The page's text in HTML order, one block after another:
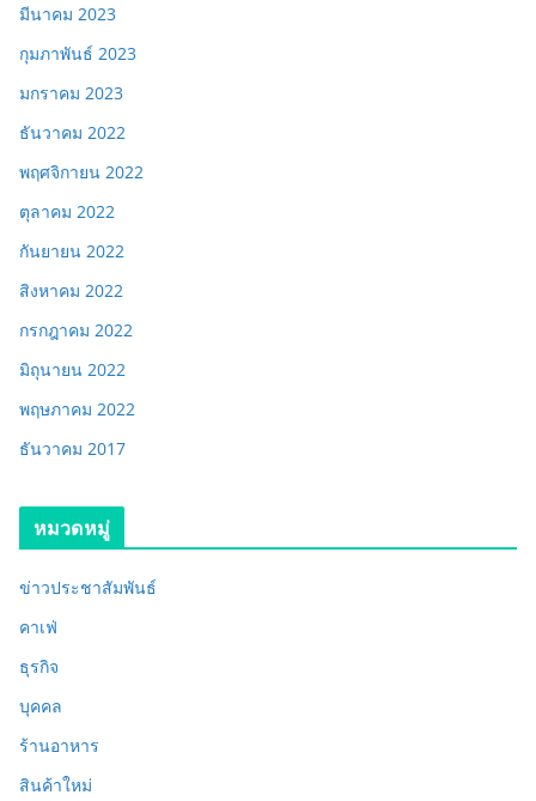
มีนาคม 2023
กุมภาพันธ์ 2023
มกราคม 2023
ธันวาคม 2022
พฤศจิกายน 2022
ตุลาคม 2022
กันยายน 2022
สิงหาคม 2022
กรกฎาคม 2022
มิถุนายน 2022
พฤษภาคม 2022
ธันวาคม 2017
หมวดหมู่
ข่าวประชาสัมพันธ์
คาเฟ่
ธุรกิจ
บุคคล
ร้านอาหาร
สินค้าใหม่